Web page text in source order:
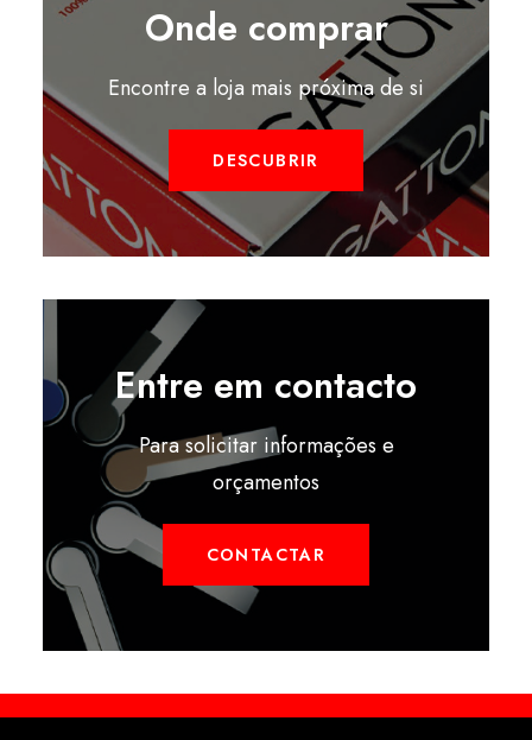
Onde comprar
Encontre a loja mais próxima de si
DESCUBRIR
Entre em contacto
Para solicitar informações e
orçamentos
CONTACTAR